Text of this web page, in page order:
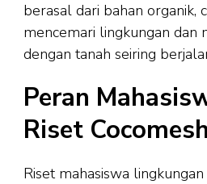
berasal dari bahan organik,
mencemari lingkungan dan
dengan tanah seiring
Peran
Riset Cocomesh
Riset mahasiswa